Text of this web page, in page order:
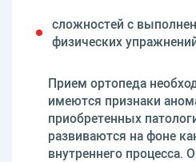
сложностей с
физических
Прием ортопеда
имеются признаки
приобретенных
развиваются на фоне
внутреннего процесса.